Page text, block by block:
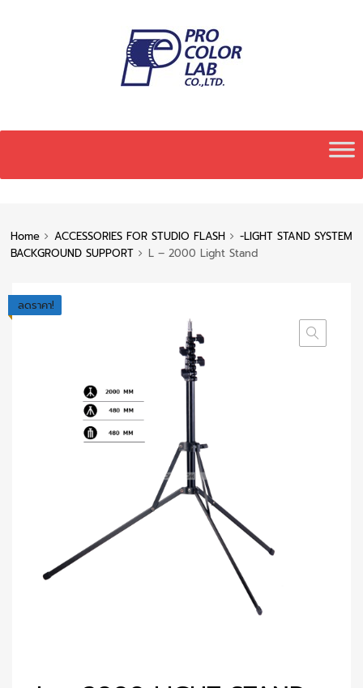
content
Home ACCESSORIES FOR STUDIO FLASH
-LIGHT STAND SYSTEM
BACKGROUND SUPPORT
L – 2000 Light Stand
ลดราคา!